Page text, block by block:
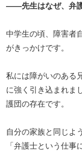
――先生はなぜ、弁
中学生の頃、障害者
がきっかけです。
私には障がいのある
に強く引き込まれま
護団の存在です。
自分の家族と同じよ
「弁護士という仕